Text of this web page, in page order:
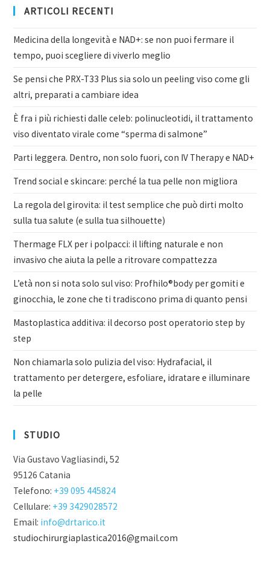
ARTICOLI RECENTI
Medicina della longevità e NAD+: se non puoi fermare il
tempo, puoi scegliere di viverlo meglio
Se pensi che PRX-T33 Plus sia solo un peeling viso come gli
altri, preparati a cambiare idea
È fra i più richiesti dalle celeb: polinucleotidi, il trattamento
viso diventato virale come “sperma di salmone”
Parti leggera. Dentro, non solo fuori, con IV Therapy e NAD+
Trend social e skincare: perché la tua pelle non migliora
La regola del girovita: il test semplice che può dirti molto
sulla tua salute (e sulla tua silhouette)
Thermage FLX per i polpacci: il lifting naturale e non
invasivo che aiuta la pelle a ritrovare compattezza
L’età non si nota solo sul viso: Profhilo®body per gomiti e
ginocchia, le zone che ti tradiscono prima di quanto pensi
Mastoplastica additiva: il decorso post operatorio step by
step
Non chiamarla solo pulizia del viso: Hydrafacial, il
trattamento per detergere, esfoliare, idratare e illuminare
la pelle
STUDIO
Via Gustavo Vagliasindi, 52
95126 Catania
Telefono: +39 095 445824
Cellulare: +39 3429028572
Email: info@drtarico.it
studiochirurgiaplastica2016@gmail.com